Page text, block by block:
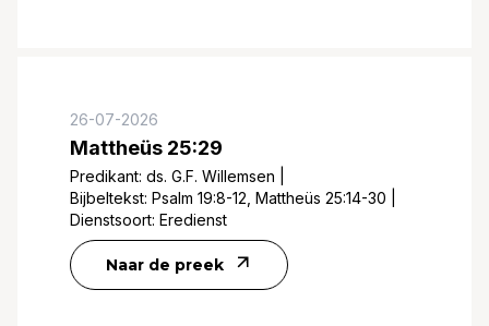
26-07-2026
Mattheüs 25:29
Predikant: ds. G.F. Willemsen
Bijbeltekst: Psalm 19:8-12, Mattheüs 25:14-30
Dienstsoort: Eredienst
Naar de preek